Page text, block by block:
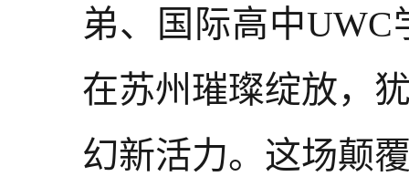
弟、国际高中
在苏州璀璨绽放，
幻新活力。这场颠